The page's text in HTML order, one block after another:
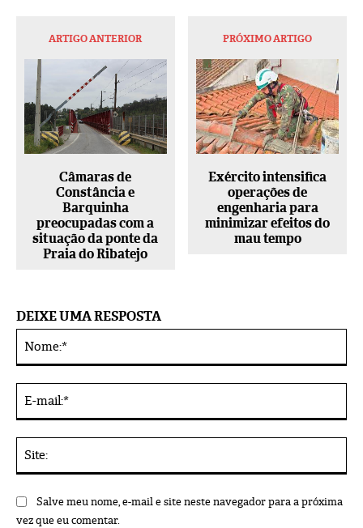
ARTIGO ANTERIOR
Câmaras de
Constância e
Barquinha
preocupadas com a
situação da ponte da
Praia do Ribatejo
PRÓXIMO ARTIGO
Exército intensifica
operações de
engenharia para
minimizar efeitos do
mau tempo
DEIXE UMA RESPOSTA
Salve meu nome, e-mail e site neste navegador para a próxima
vez que eu comentar.